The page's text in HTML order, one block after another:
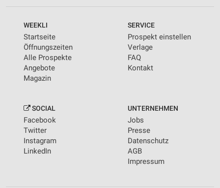
WEEKLI
Startseite
Öffnungszeiten
Alle Prospekte
Angebote
Magazin
SERVICE
Prospekt einstellen
Verlage
FAQ
Kontakt
SOCIAL
Facebook
Twitter
Instagram
LinkedIn
UNTERNEHMEN
Jobs
Presse
Datenschutz
AGB
Impressum